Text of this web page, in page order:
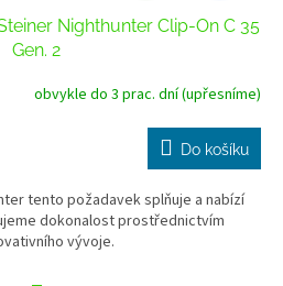
A
R
M
A
Nighthunter Clip-On C 35
Gen. 2
obvykle do 3 prac. dní (upřesníme)
Do košíku
tento požadavek splňuje a nabízí
dokonalost prostřednictvím
vývoje.